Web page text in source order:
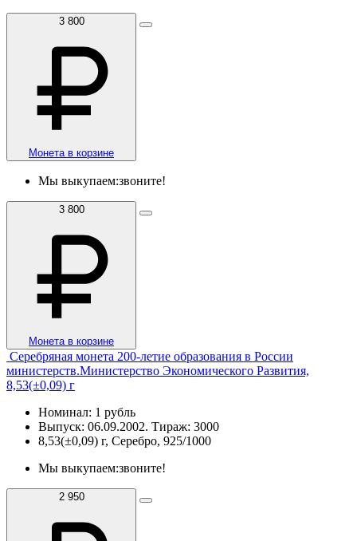
3 800
Монета в корзине
Мы выкупаем:звоните!
3 800
Монета в корзине
Серебряная монета 200-летие образования в России
министерств.Министерство Экономического Развития,
8,53(±0,09) г
Номинал: 1 рубль
Выпуск: 06.09.2002. Тираж: 3000
8,53(±0,09) г, Серебро, 925/1000
Мы выкупаем:звоните!
2 950